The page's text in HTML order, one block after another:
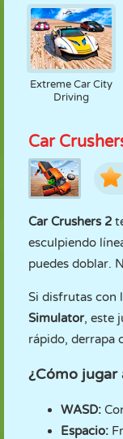
Extreme Car City
Driving
Car
Car Crushers 2
esculpiendo
puedes doblar.
Si disfrutas con
Simulator, este
rápido, derrapa
¿Cómo jugar
WASD:
Espacio: